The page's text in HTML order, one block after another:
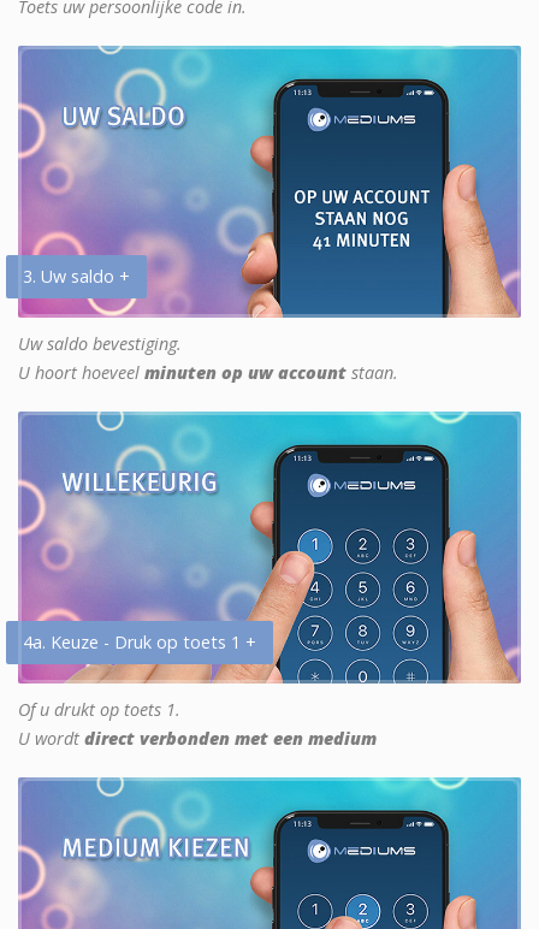
Toets uw persoonlijke code in.
3. Uw saldo +
Uw saldo bevestiging.
U hoort hoeveel minuten op uw account staan.
4a. Keuze - Druk op toets 1 +
Of u drukt op toets 1.
U wordt direct verbonden met een medium